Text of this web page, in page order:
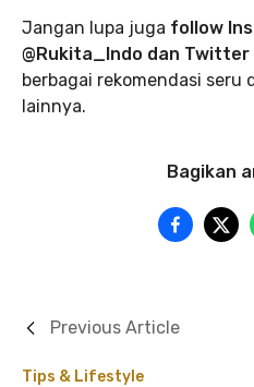
Jangan lupa juga follow
@Rukita_Indo dan Twitter
berbagai rekomendasi seru
lainnya.
Bagikan
Tips & Lifestyle
Previous Article